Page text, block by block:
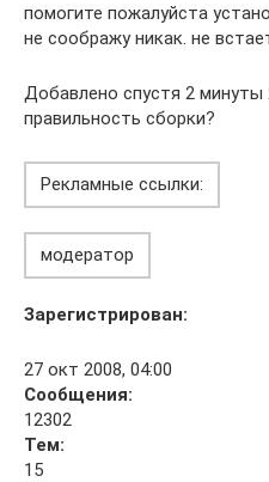
помогите пожалуйста
не соображу никак. не
Добавлено спустя 2 минуты
правильность сборки?
Рекламные ссылки:
модератор
Зарегистрирован:
27 окт 2008, 04:00
Сообщения:
12302
Тем:
15